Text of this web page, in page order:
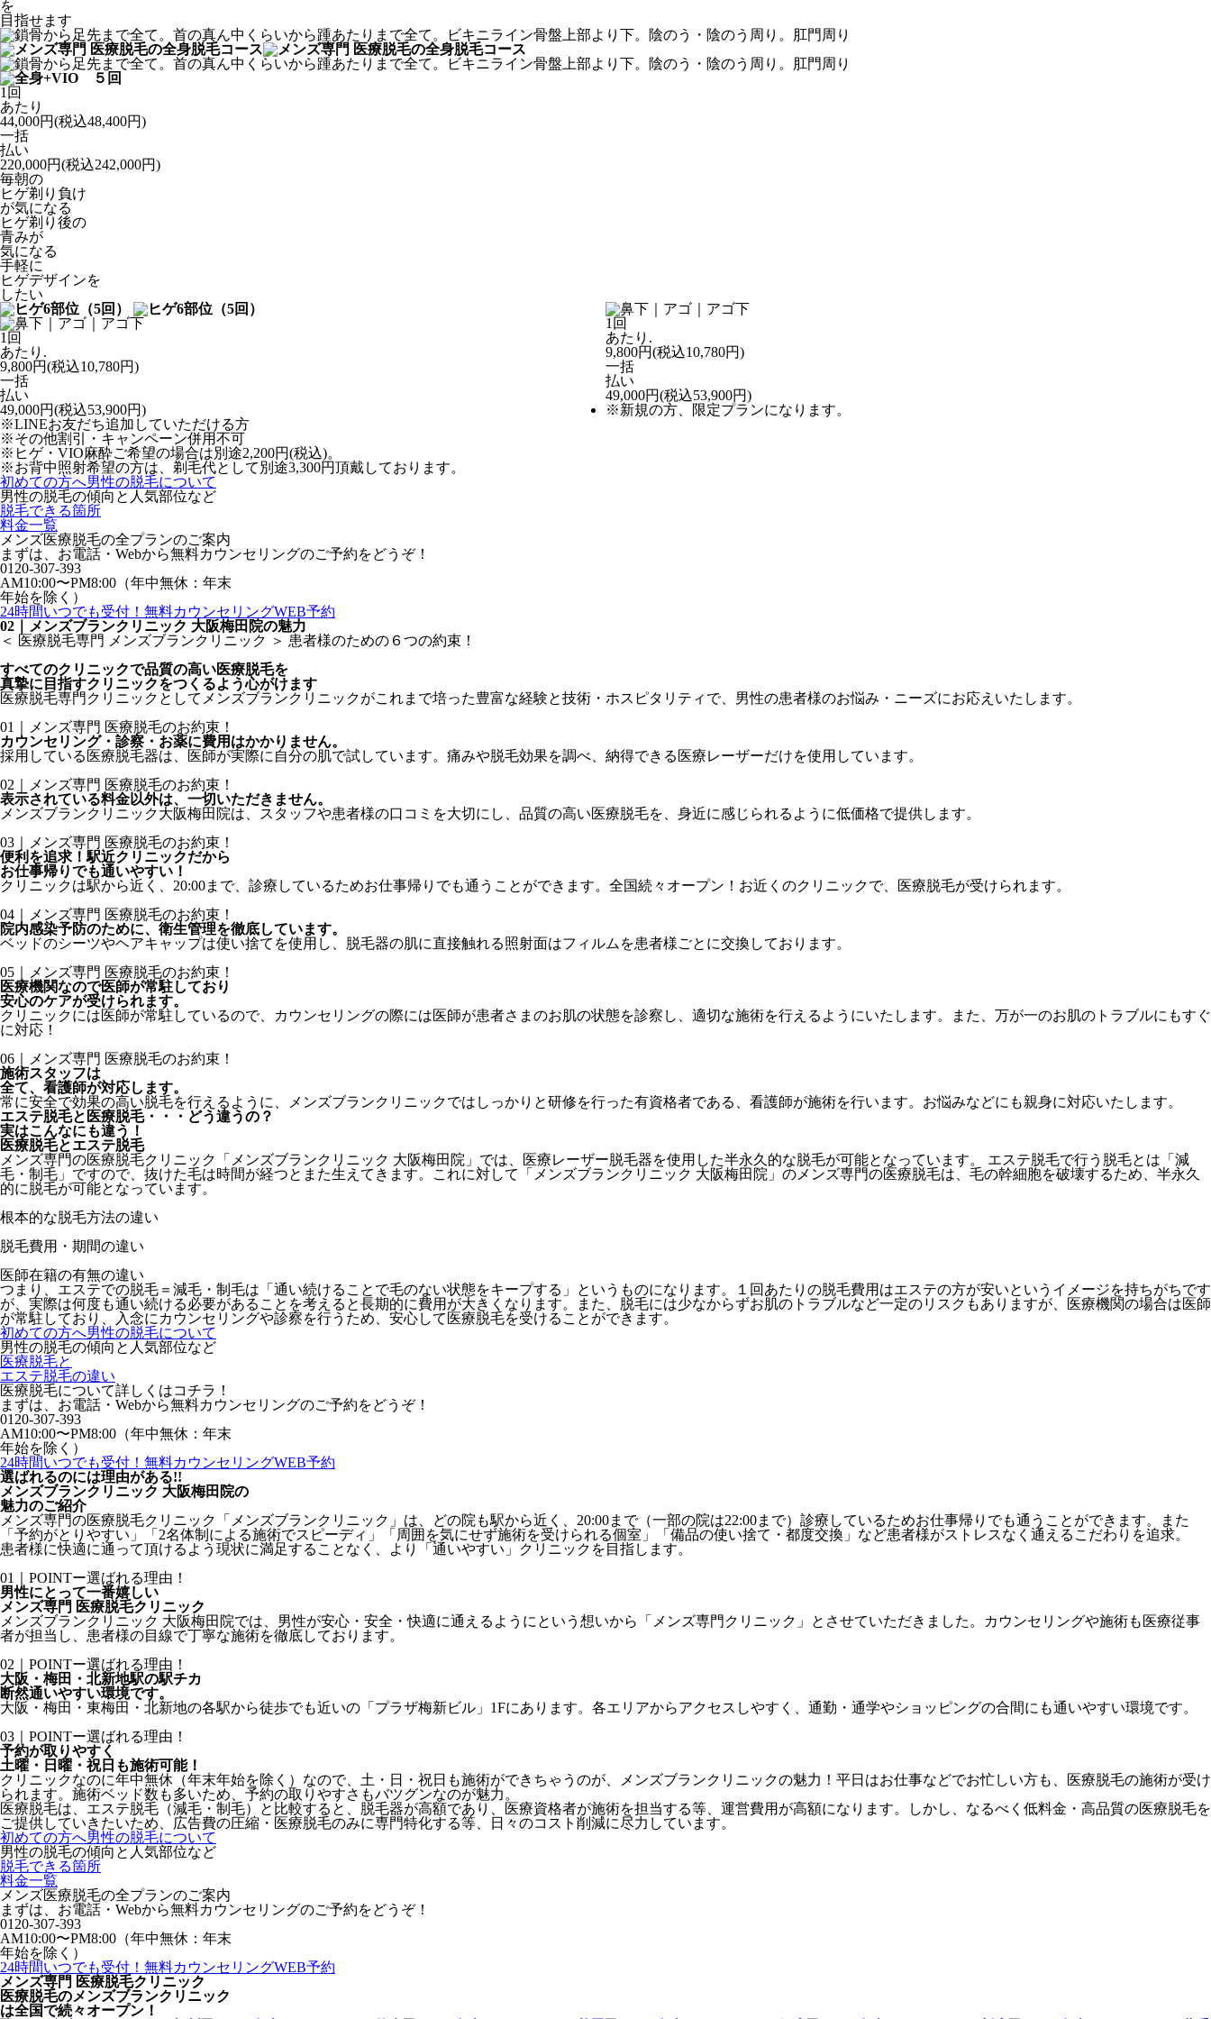
を
目指せます
1回
あたり
44,000円(税込48,400円)
一括
払い
220,000円(税込242,000円)
毎朝の
ヒゲ剃り負け
が気になる
ヒゲ剃り後の
青みが
気になる
手軽に
ヒゲデザインを
したい
1回
あたり.
9,800円(税込10,780円)
一括
払い
49,000円(税込53,900円)
1回
あたり.
9,800円(税込10,780円)
一括
払い
49,000円(税込53,900円)
※新規の方、限定プランになります。
※LINEお友だち追加していただける方
※その他割引・キャンペーン併用不可
※ヒゲ・VIO麻酔ご希望の場合は別途2,200円(税込)。
※お背中照射希望の方は、剃毛代として別途3,300円頂戴しております。
初めての方へ男性の脱毛について
男性の脱毛の傾向と人気部位など
脱毛できる箇所
料金一覧
メンズ医療脱毛の全プランのご案内
まずは、お電話・Webから無料カウンセリングのご予約をどうぞ！
0120-307-393
AM10:00〜PM8:00（年中無休：年末
年始を除く）
24時間いつでも受付！ 無料カウンセリングWEB予約
02｜メンズブランクリニック 大阪梅田院の魅力
＜ 医療脱毛専門 メンズブランクリニック ＞ 患者様のための ６ つの約束 ！
すべてのクリニックで品質の高い医療脱毛を
真摯に目指すクリニックをつくるよう心がけます
医療脱毛専門クリニックとしてメンズブランクリニックがこれまで培った豊富な経験と技術・ホスピタリティで、男性の患者様のお悩み・ニーズにお応えいたします。
01｜メンズ専門 医療脱毛のお約束！
カウンセリング・診察・お薬に費用はかかりません。
採用している医療脱毛器は、医師が実際に自分の肌で試しています。痛みや脱毛効果を調べ、納得できる医療レーザーだけを使用しています。
02｜メンズ専門 医療脱毛のお約束！
表示されている料金以外は、一切いただきません。
メンズブランクリニック大阪梅田院は、スタッフや患者様の口コミを大切にし、品質の高い医療脱毛を、身近に感じられるように低価格で提供します。
03｜メンズ専門 医療脱毛のお約束！
便利を追求！駅近クリニックだから
お仕事帰りでも通いやすい！
クリニックは駅から近く、20:00まで、診療しているためお仕事帰りでも通うことができます。全国続々オープン！お近くのクリニックで、医療脱毛が受けられます。
04｜メンズ専門 医療脱毛のお約束！
院内感染予防のために、衛生管理を徹底しています。
ベッドのシーツやヘアキャップは使い捨てを使用し、脱毛器の肌に直接触れる照射面はフィルムを患者様ごとに交換しております。
05｜メンズ専門 医療脱毛のお約束！
医療機関なので医師が常駐しており
安心のケアが受けられます。
クリニックには医師が常駐しているので、カウンセリングの際には医師が患者さまのお肌の状態を診察し、適切な施術を行えるようにいたします。また、万が一のお肌のトラブルにもすぐ
に対応！
06｜メンズ専門 医療脱毛のお約束！
施術スタッフは
全て、看護師が対応します。
常に安全で効果の高い脱毛を行えるように、メンズブランクリニックではしっかりと研修を行った有資格者である、看護師が施術を行います。お悩みなどにも親身に対応いたします。
エステ脱毛と医療脱毛・・・どう違うの？
実はこんなにも違う！
医療脱毛とエステ脱毛
メンズ専門の医療脱毛クリニック「メンズブランクリニック 大阪梅田院」では、医療レーザー脱毛器を使用した半永久的な脱毛が可能となっています。 エステ脱毛で行う脱毛とは「減
毛・制毛」ですので、抜けた毛は時間が経つとまた生えてきます。これに対して「メンズブランクリニック 大阪梅田院」のメンズ専門の医療脱毛は、毛の幹細胞を破壊するため、半永久
的に脱毛が可能となっています。
根本的な脱毛方法の違い
脱毛費用・期間の違い
医師在籍の有無の違い
つまり、エステでの脱毛＝減毛・制毛は「通い続けることで毛のない状態をキープする」というものになります。１回あたりの脱毛費用はエステの方が安いというイメージを持ちがちです
が、実際は何度も通い続ける必要があることを考えると長期的に費用が大きくなります。また、脱毛には少なからずお肌のトラブルなど一定のリスクもありますが、医療機関の場合は医師
が常駐しており、入念にカウンセリングや診察を行うため、安心して医療脱毛を受けることができます。
初めての方へ男性の脱毛について
男性の脱毛の傾向と人気部位など
医療脱毛と
エステ脱毛の違い
医療脱毛について詳しくはコチラ！
まずは、お電話・Webから無料カウンセリングのご予約をどうぞ！
0120-307-393
AM10:00〜PM8:00（年中無休：年末
年始を除く）
24時間いつでも受付！ 無料カウンセリングWEB予約
選ばれるのには理由がある!!
メンズブランクリニック 大阪梅田院の
魅力のご紹介
メンズ専門の医療脱毛クリニック「メンズブランクリニック」は、どの院も駅から近く、20:00まで（一部の院は22:00まで）診療しているためお仕事帰りでも通うことができます。また
「予約がとりやすい」「2名体制による施術でスピーディ」「周囲を気にせず施術を受けられる個室」「備品の使い捨て・都度交換」など患者様がストレスなく通えるこだわりを追求。
患者様に快適に通って頂けるよう現状に満足することなく、より「通いやすい」クリニックを目指します。
01｜POINTー選ばれる理由！
男性にとって一番嬉しい
メンズ専門 医療脱毛クリニック
メンズブランクリニック 大阪梅田院では、男性が安心・安全・快適に通えるようにという想いから「メンズ専門クリニック」とさせていただきました。カウンセリングや施術も医療従事
者が担当し、患者様の目線で丁寧な施術を徹底しております。
02｜POINTー選ばれる理由！
大阪・梅田・北新地駅の駅チカ
断然通いやすい環境です。
大阪・梅田・東梅田・北新地の各駅から徒歩でも近いの「プラザ梅新ビル」1Fにあります。各エリアからアクセスしやすく、通勤・通学やショッピングの合間にも通いやすい環境です。
03｜POINTー選ばれる理由！
予約が取りやすく
土曜・日曜・祝日も施術可能！
クリニックなのに年中無休（年末年始を除く）なので、土・日・祝日も施術ができちゃうのが、メンズブランクリニックの魅力！平日はお仕事などでお忙しい方も、医療脱毛の施術が受け
られます。施術ベッド数も多いため、予約の取りやすさもバツグンなのが魅力。
医療脱毛は、エステ脱毛（減毛・制毛）と比較すると、脱毛器が高額であり、医療資格者が施術を担当する等、運営費用が高額になります。しかし、なるべく低料金・高品質の医療脱毛を
ご提供していきたいため、広告費の圧縮・医療脱毛のみに専門特化する等、日々のコスト削減に尽力しています。
初めての方へ男性の脱毛について
男性の脱毛の傾向と人気部位など
脱毛できる箇所
料金一覧
メンズ医療脱毛の全プランのご案内
まずは、お電話・Webから無料カウンセリングのご予約をどうぞ！
0120-307-393
AM10:00〜PM8:00（年中無休：年末
年始を除く）
24時間いつでも受付！ 無料カウンセリングWEB予約
メンズ専門 医療脱毛クリニック
医療脱毛のメンズブランクリニック
は全国で続々オープン！